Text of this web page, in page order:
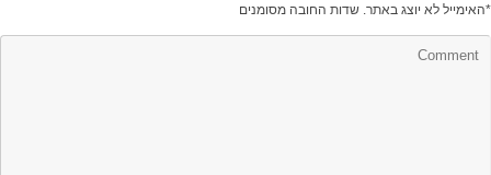
האימייל לא יוצג באתר. שדות החובה מסומנים *